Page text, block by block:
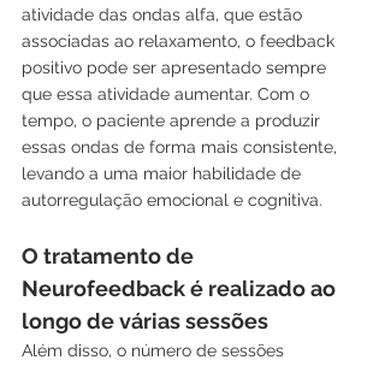
atividade das ondas alfa, que estão
associadas ao relaxamento, o feedback
positivo pode ser apresentado sempre
que essa atividade aumentar. Com o
tempo, o paciente aprende a produzir
essas ondas de forma mais consistente,
levando a uma maior habilidade de
autorregulação emocional e cognitiva.
O tratamento de
Neurofeedback é realizado ao
longo de várias sessões
Além disso, o número de sessões